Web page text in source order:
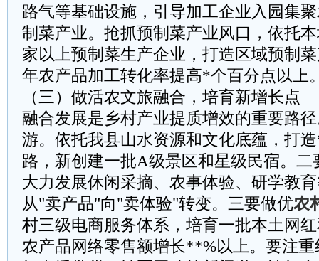
路气等基础设施，引导加工企业入园集
制菜产业。抢抓预制菜产业风口，依托
家以上预制菜生产企业，打造区域预制
年农产品加工转化率提高*个百分点以上
（三）做活农文旅融合，培育新增长点
融合发展是乡村产业提质增效的重要路
游。依托我县山水资源和文化底蕴，打
路，新创建一批A级景区和星级民宿。二
大力发展休闲采摘、农事体验、研学教
从"卖产品"向"卖体验"转变。三要做优农
村三级电商服务体系，培育一批本土网
农产品网络零售额增长**%以上。要注